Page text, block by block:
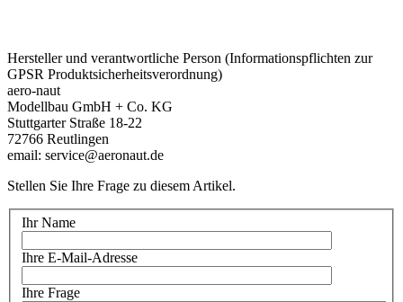
Hersteller und verantwortliche Person (Informationspflichten zur
GPSR Produktsicherheitsverordnung)
aero-naut
Modellbau GmbH + Co. KG
Stuttgarter Straße 18-22
72766 Reutlingen
email: service@aeronaut.de
Stellen Sie Ihre Frage zu diesem Artikel.
Ihr Name
Ihre E-Mail-Adresse
Ihre Frage